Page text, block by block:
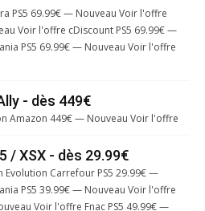
PS5 69.99€ — Nouveau Voir l'offre
Voir l'offre cDiscount PS5 69.99€ —
PS5 69.99€ — Nouveau Voir l'offre
- dès 449€
Amazon 449€ — Nouveau Voir l'offre
/ XSX - dès 29.99€
Evolution Carrefour PS5 29.99€ —
PS5 39.99€ — Nouveau Voir l'offre
Voir l'offre Fnac PS5 49.99€ —